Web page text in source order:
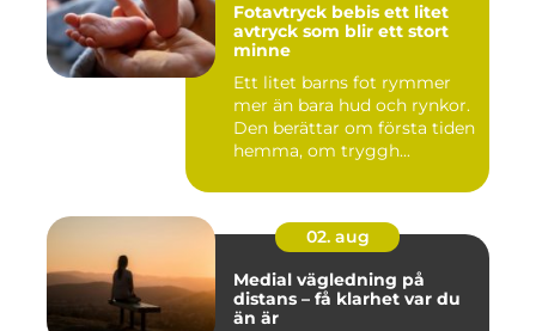
Fotavtryck bebis ett litet
avtryck som blir ett stort
minne
Ett litet barns fot rymmer
mer än bara hud och rynkor.
Den berättar om första tiden
hemma, om tryggh...
02. aug
Medial vägledning på
distans – få klarhet var du
än är